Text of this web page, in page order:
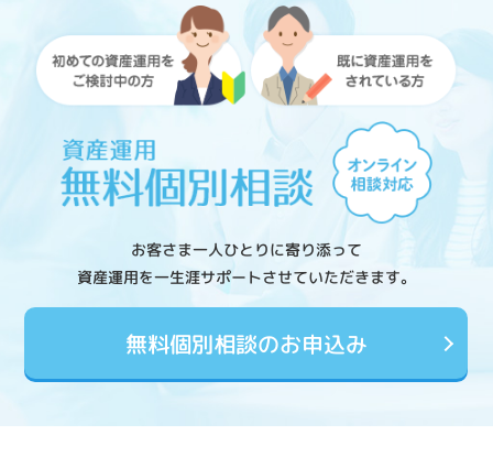
お客さま一人ひとりに寄り添って
資産運用を一生涯サポートさせていただきます。
無料個別相談のお申込み